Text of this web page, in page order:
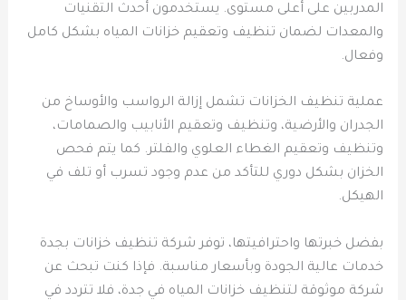
المدربين على أعلى مستوى. يستخدمون أحدث التقنيات
والمعدات لضمان تنظيف وتعقيم خزانات المياه بشكل كامل
وفعال.
عملية تنظيف الخزانات تشمل إزالة الرواسب والأوساخ من
الجدران والأرضية، وتنظيف وتعقيم الأنابيب والصمامات،
وتنظيف وتعقيم الغطاء العلوي والفلتر. كما يتم فحص
الخزان بشكل دوري للتأكد من عدم وجود تسرب أو تلف في
الهيكل.
بفضل خبرتها واحترافيتها، توفر شركة تنظيف خزانات بجدة
خدمات عالية الجودة وبأسعار مناسبة. فإذا كنت تبحث عن
شركة موثوقة لتنظيف خزانات المياه في جدة، فلا تتردد في